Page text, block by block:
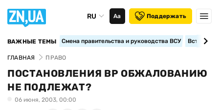
RU Аа Поддержать
ВАЖНЫЕ ТЕМЫ Смена правительства и руководства ВСУ
ГЛАВНАЯ ПРАВО
ПОСТАНОВЛЕНИЯ ВР ОБЖАЛОВАНИЮ
НЕ ПОДЛЕЖАТ?
06 июня, 2003, 00:00